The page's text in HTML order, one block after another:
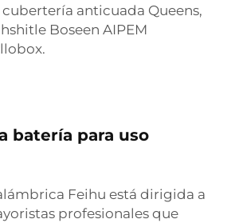
anticuada Queens,
Boseen AIPEM
batería para uso
Feihu está dirigida a
profesionales que